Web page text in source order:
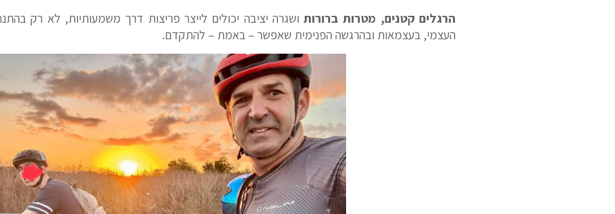
הרגלים קטנים, מטרות ברורותושגרה יציבה יכולים לייצר פריצות דרך משמעותיות, לא רק
העצמי, בעצמאות ובהרגשה הפנימית שאפשר – באמת – להתקדם.